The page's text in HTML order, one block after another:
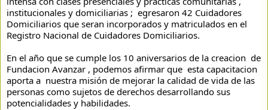
institucionales y domiciliarias ;  egresaron 42 Cuidadores
Domiciliarios que seran incorporados y matriculados en el
Registro Nacional de Cuidadores Domiciliarios.
En el año que se cumple los 10 aniversarios de la creacion  de
Fundacion Avanzar , podemos afirmar que  esta capacitacion
aporta a  nuestra misión de mejorar la calidad de vida de las
personas como sujetos de derechos desarrollando sus
potencialidades y habilidades.